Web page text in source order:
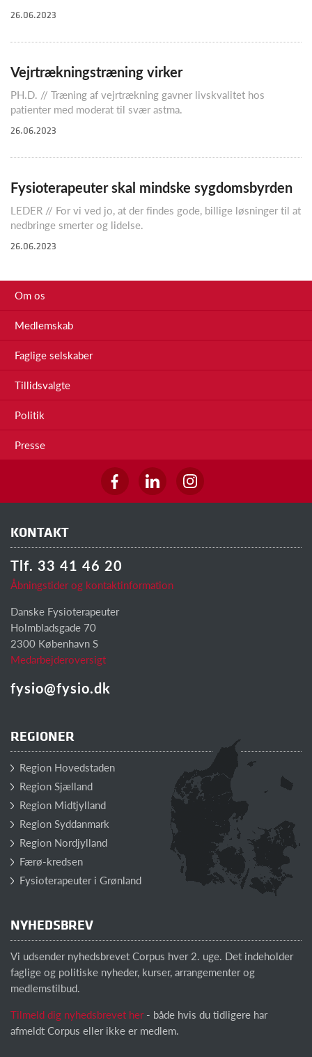
26.06.2023
Vejrtrækningstræning virker
PH.D. // Træning af vejrtrækning gavner livskvalitet hos
patienter med moderat til svær astma.
26.06.2023
Fysioterapeuter skal mindske sygdomsbyrden
LEDER // For vi ved jo, at der findes gode, billige løsninger til at
nedbringe smerter og lidelse.
26.06.2023
Om os
Medlemskab
Faglige selskaber
Tillidsvalgte
Politik
Presse
KONTAKT
Tlf. 33 41 46 20
Åbningstider og kontaktinformation
Danske Fysioterapeuter
Holmbladsgade 70
2300 København S
Medarbejderoversigt
fysio@fysio.dk
REGIONER
Region Hovedstaden
Region Sjælland
Region Midtjylland
Region Syddanmark
Region Nordjylland
Færø-kredsen
Fysioterapeuter i Grønland
NYHEDSBREV
Vi udsender nyhedsbrevet Corpus hver 2. uge. Det indeholder
faglige og politiske nyheder, kurser, arrangementer og
medlemstilbud.
Tilmeld dig nyhedsbrevet her- både hvis du tidligere har
afmeldt Corpus eller ikke er medlem.